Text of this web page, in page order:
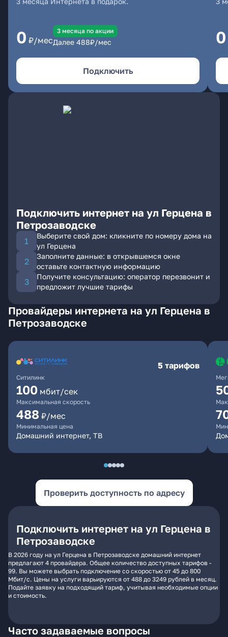
0 ₽/мес
3 месяцa по акции
Далее 488₽/мес
Подключить
0
Подключить интернет на ул Герцена в
Петрозаводске
Выберите свой дом: кликните по номеру дома на
ул Герцена
Заполните данные: в открывшемся окне
оставьте контактную информацию
Получите консультацию: оператор перезвонит и
предложит лучшие тарифы
Провайдеры интернета на ул Герцена в
Петрозаводске
Ситилинк
5 тарифов
100 мбит/сек
Максимальная скорость
488 ₽/мес
Минимальная цена
Домашний интернет, ТВ
Проверить доступность по адресу
Подключить интернет на ул Герцена в
Петрозаводске
В 2026 году на ул Герцена в Петрозаводске домашний интернет
предлагают 4 провайдера. Общее количество доступных тарифов -
99. Вы можете выбрать подключение со скоростью от 45 до 800
Мбит/с. Цены на услуги варьируются от 488 до 3249 рублей в месяц.
Подайте заявку на подходящий тариф, учитывая необходимые опции
и стоимость.
Часто задаваемые вопросы